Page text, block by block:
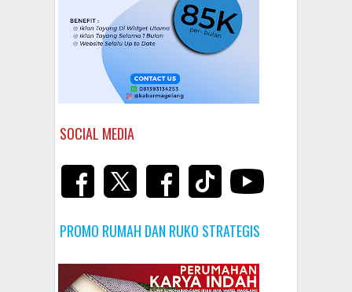
SOCIAL MEDIA
PROMO RUMAH DAN RUKO STRATEGIS